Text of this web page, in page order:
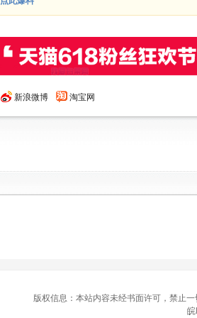
新浪微博 淘宝网
版权信息：本站内容未经书面许可，禁止